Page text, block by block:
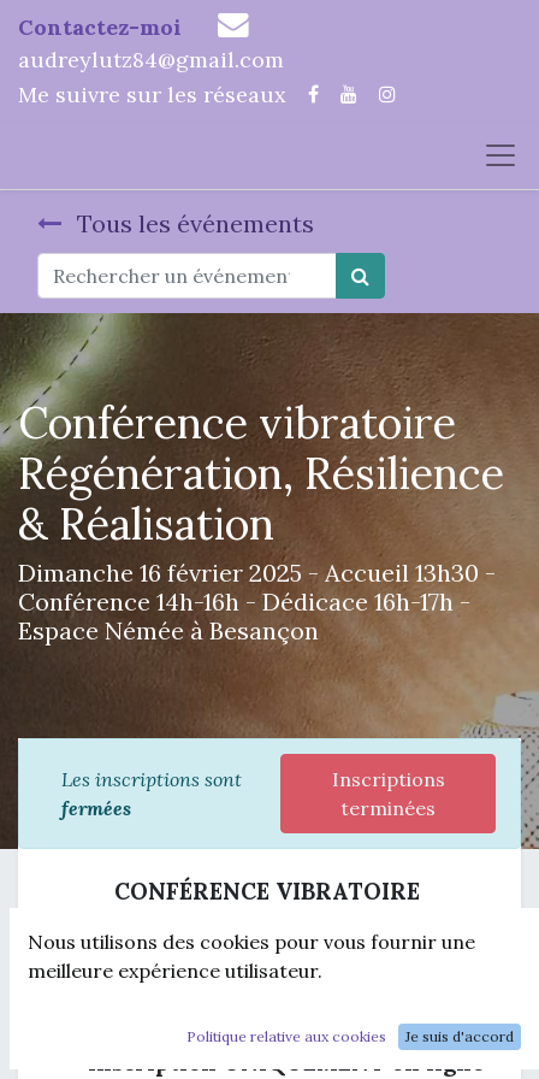
Contactez-moi
audreylutz84@gmail.com
Me suivre sur les réseaux
Tous les événements
Conférence vibratoire
Régénération, Résilience
& Réalisation
Dimanche 16 février 2025 - Accueil 13h30 -
Conférence 14h-16h - Dédicace 16h-17h -
Espace Némée à Besançon
Les inscriptions sont
fermées
Inscriptions
terminées
CONFÉRENCE VIBRATOIRE
Thème : RÉGÉNÉRATION, RÉSILIENCE &
RÉALISATION
Inscription UNIQUEMENT en ligne
Nous utilisons des cookies pour vous fournir une
meilleure expérience utilisateur.
Politique relative aux cookies Je suis d'accord